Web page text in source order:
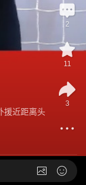
援近距离头
2
11
3